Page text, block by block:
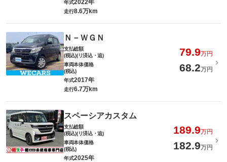
年式2022年
走行8.6万km
Ｎ－ＷＧＮ
支払総額
(税込)(リ済込・追)
79.9万円
車両本体価格
(税込)
68.2万円
年式2017年
走行6.7万km
スペーシアカスタム
支払総額
(税込)(リ済込・追)
189.9万円
車両本体価格
(税込)
182.9万円
年式2025年